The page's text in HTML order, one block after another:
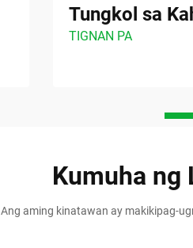
Tungkol sa
TIGNAN PA
Kumuha ng
Ang aming kinatawan ay makikipag-